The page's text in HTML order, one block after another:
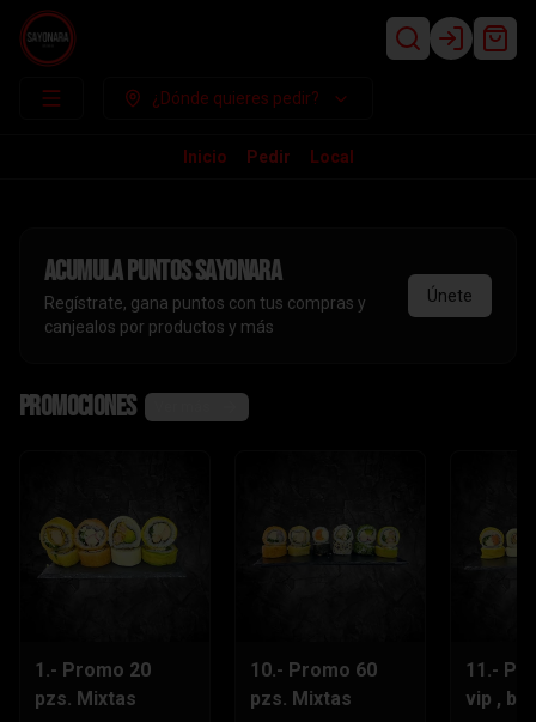
Login
¿Dónde quieres pedir?
Inicio Pedir Local
Acumulapuntos sayonara
Regístrate, gana puntos con tus compras y
canjealos por productos y más
Únete
Promociones
1.- Promo 20
pzs. Mixtas
10.- Promo 60
pzs. Mixtas
11.-
vip ,